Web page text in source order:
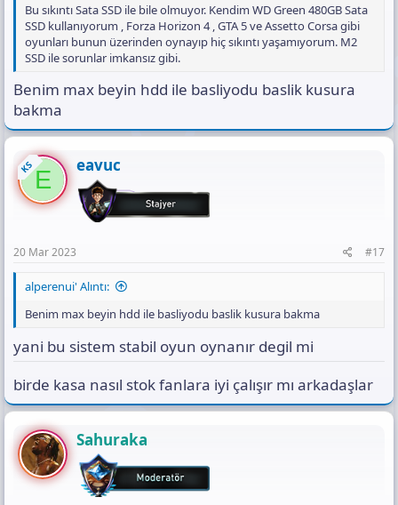
Bu sıkıntı Sata SSD ile bile olmuyor. Kendim WD Green 480GB Sata
SSD kullanıyorum , Forza Horizon 4 , GTA 5 ve Assetto Corsa gibi
oyunları bunun üzerinden oynayıp hiç sıkıntı yaşamıyorum. M2
SSD ile sorunlar imkansız gibi.
Benim max beyin hdd ile basliyodu baslik kusura
bakma
KSE eavuc
20 Mar 2023 #17
alperenui' Alıntı:
Benim max beyin hdd ile basliyodu baslik kusura bakma
yani bu sistem stabil oyun oynanır degil mi
birde kasa nasıl stok fanlara iyi çalışır mı arkadaşlar
Sahuraka